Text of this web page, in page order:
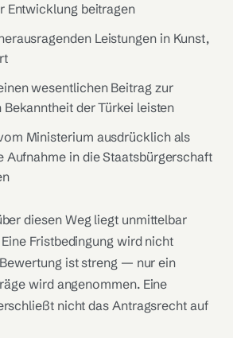
Entwicklung beitragen
Leistungen in Kunst,
wesentlichen Beitrag zur
der Türkei leisten
Ministerium ausdrücklich als
Aufnahme in die Staatsbürgerschaft
diesen Weg liegt unmittelbar
Fristbedingung wird nicht
ist streng — nur ein
wird angenommen. Eine
nicht das Antragsrecht auf